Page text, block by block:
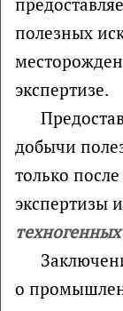
полезных
экспертизе.
добычи
только
экспертизы
о